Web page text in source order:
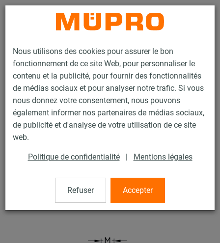
Nous utilisons des cookies pour assurer le bon
fonctionnement de ce site Web, pour personnaliser le
contenu et la publicité, pour fournir des fonctionnalités
de médias sociaux et pour analyser notre trafic. Si vous
nous donnez votre consentement, nous pouvons
également informer nos partenaires de médias sociaux,
de publicité et d'analyse de votre utilisation de ce site
web.
Politique de confidentialité | Mentions légales
Refuser Accepter
Contact
Produits Technique de fixation
Produits en inox
Accessoires de montage, inox
Platine avec écrou
Platine avec écrou
Platine type 2, M12, Inox 304